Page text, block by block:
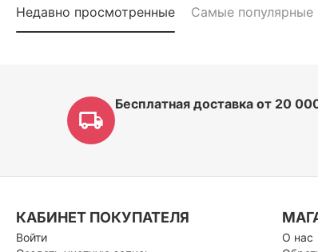
Недавно просмотренные Самые популярные
Бесплатная доставка от 20
КАБИНЕТ ПОКУПАТЕЛЯ
Войти
О нас